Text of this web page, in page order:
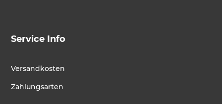
Service Info
Versandkosten
Zahlungsarten